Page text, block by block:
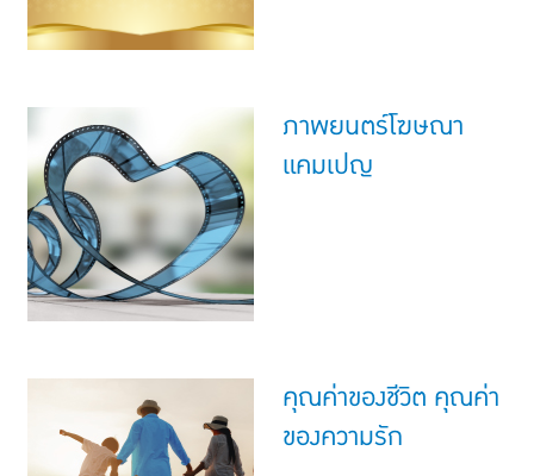
ภาพยนตร์โฆษณา
แคมเปญ
คุณค่าของชีวิต คุณค่า
ของความรัก